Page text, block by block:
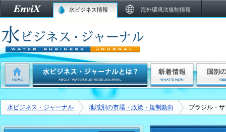
水ビジネス情報 海外環境法規制情報
水ビジネス・ジャーナル 地域別の市場・政策・規制動向 ブラジル・